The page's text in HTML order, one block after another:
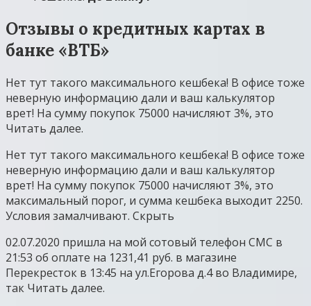
Отзывы о кредитных картах в
банке «ВТБ»
Нет тут такого максимального кешбека! В офисе тоже
неверную информацию дали и ваш калькулятор
врет! На сумму покупок 75000 начисляют 3%, это
Читать далее.
Нет тут такого максимального кешбека! В офисе тоже
неверную информацию дали и ваш калькулятор
врет! На сумму покупок 75000 начисляют 3%, это
максимальный порог, и сумма кешбека выходит 2250.
Условия замалчивают. Скрыть
02.07.2020 пришла на мой сотовый телефон СМС в
21:53 об оплате на 1231,41 руб. в магазине
Перекресток в 13:45 на ул.Егорова д.4 во Владимире,
так Читать далее.